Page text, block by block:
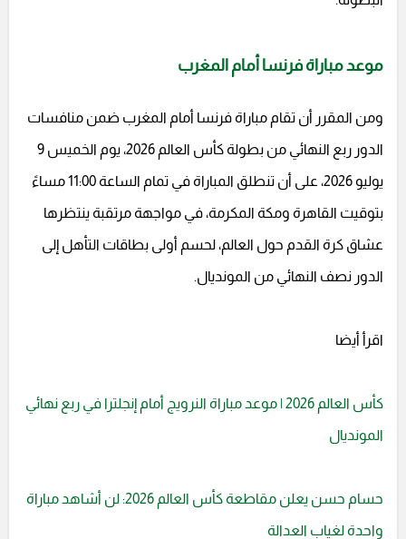
موعد مباراة فرنسا أمام المغرب
ومن المقرر أن تقام مباراة فرنسا أمام المغرب ضمن منافسات
الدور ربع النهائي من بطولة كأس العالم 2026، يوم الخميس 9
يوليو 2026، على أن تنطلق المباراة في تمام الساعة 11:00 مساءً
بتوقيت القاهرة ومكة المكرمة، في مواجهة مرتقبة ينتظرها
عشاق كرة القدم حول العالم، لحسم أولى بطاقات التأهل إلى
الدور نصف النهائي من المونديال.
اقرأ أيضا
كأس العالم 2026 | موعد مباراة النرويج أمام إنجلترا في ربع نهائي
المونديال
حسام حسن يعلن مقاطعة كأس العالم 2026: لن أشاهد مباراة
واحدة لغياب العدالة